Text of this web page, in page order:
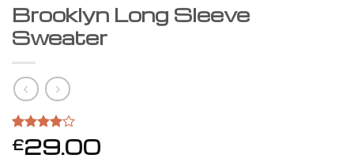
Brooklyn Long Sleeve
Sweater
Valorado
4.00
3
£29.00